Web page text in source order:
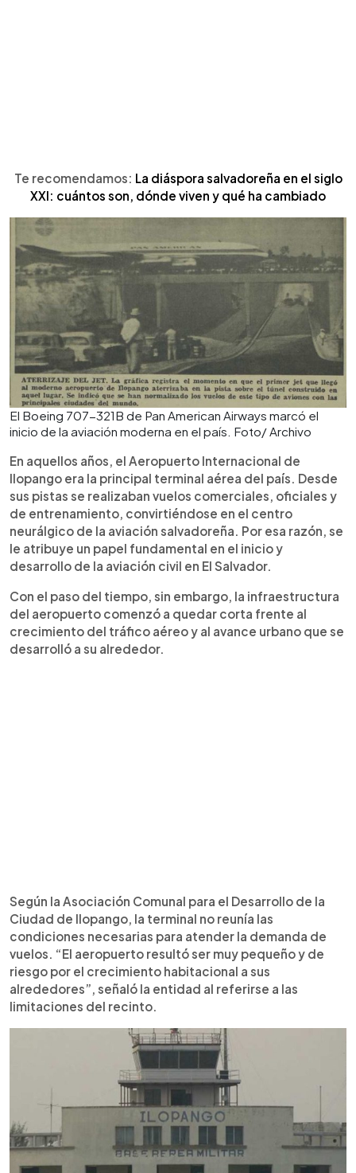
Te recomendamos: La diáspora salvadoreña en el siglo
XXI: cuántos son, dónde viven y qué ha cambiado
El Boeing 707-321B de Pan American Airways marcó el
inicio de la aviación moderna en el país. Foto/ Archivo
En aquellos años, el Aeropuerto Internacional de
Ilopango era la principal terminal aérea del país. Desde
sus pistas se realizaban vuelos comerciales, oficiales y
de entrenamiento, convirtiéndose en el centro
neurálgico de la aviación salvadoreña. Por esa razón, se
le atribuye un papel fundamental en el inicio y
desarrollo de la aviación civil en El Salvador.
Con el paso del tiempo, sin embargo, la infraestructura
del aeropuerto comenzó a quedar corta frente al
crecimiento del tráfico aéreo y al avance urbano que se
desarrolló a su alrededor.
Según la Asociación Comunal para el Desarrollo de la
Ciudad de Ilopango, la terminal no reunía las
condiciones necesarias para atender la demanda de
vuelos. “El aeropuerto resultó ser muy pequeño y de
riesgo por el crecimiento habitacional a sus
alrededores”, señaló la entidad al referirse a las
limitaciones del recinto.